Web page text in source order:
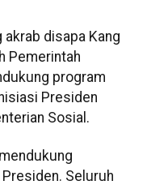
akrab disapa Kang
Pemerintah
program
Presiden
Sosial.
Seluruh